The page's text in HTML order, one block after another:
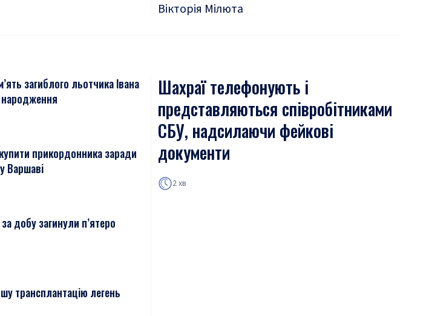
Вікторія Мілюта
загиблого льотчика Івана
прикордонника заради
Варшаві
добу загинули п’ятеро
трансплантацію легень
Шахраї телефонують і
представляються співробітниками
СБУ, надсилаючи фейкові
документи
2 хв